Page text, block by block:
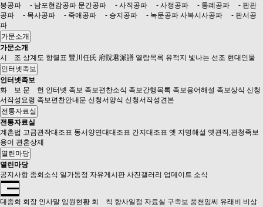
봉공파
- 남포현감공파 문간공파 - 사직공파 - 사정공파 - 통례공파
- 판관
공파
- 목사공파 - 죽애공파 - 승지공파 - 녹문공파 사복시사공파
- 판서공
파
가문소개
가문소개
시 조 상계도 항렬표 豐川任氏 府院君派譜 열람목록 유적지 빛나는 선조 현대인물
인터넷족보
인터넷족보
화 보 문 헌 인터넷 족보 족보편찬소식 족보간행목록 족보용어해설 족보상식 신청
서작성요령 족보편찬안내문 신청서양식 신청서작성견본
전통자료실
전통자료실
계촌법 고금관작대조표 동서양연대대조표 간지대조표 옛 지명해설 옛관직,관청족보
용어 관혼상제
열린마당
열린마당
공지사항 종회소식 일가동정 자유게시판 사진갤러리 업데이트 소식
대종회 회장 인사말 임원현황 회 칙 향사일정 자료실 구족보 풍천임씨 유래비 비상